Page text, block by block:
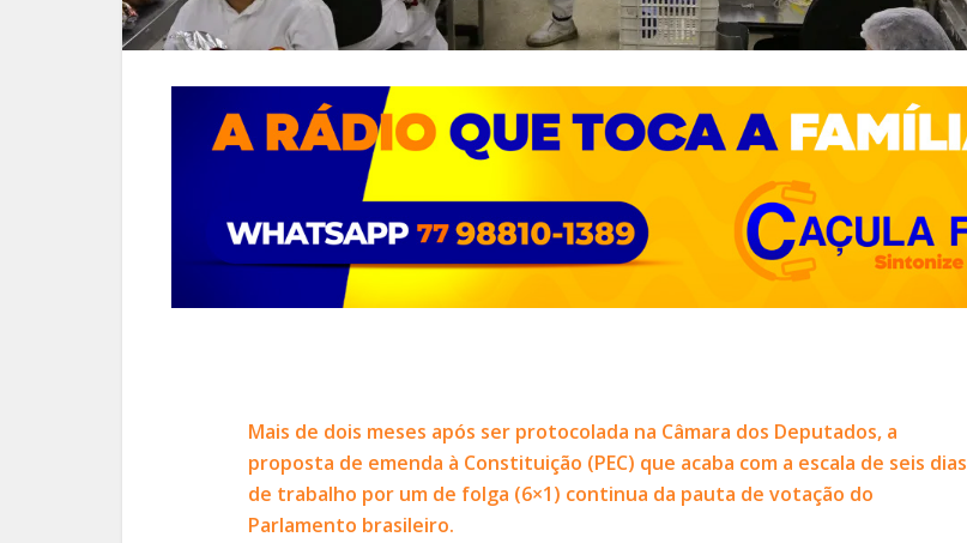
Mais de dois meses após ser protocolada na Câmara dos Deputados, a
proposta de emenda à Constituição (PEC) que acaba com a escala de seis dias
de trabalho por um de folga (6×1) continua da pauta de votação do
Parlamento brasileiro.